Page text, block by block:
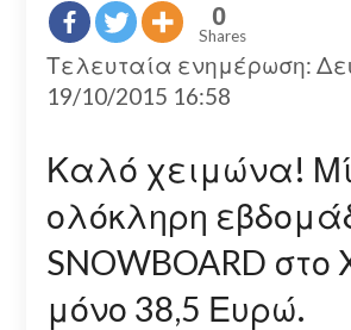
0
Shares
Τελευταία ενημέρωση:
19/10/2015 16:58
Καλό χειμώνα!
ολόκληρη
SNOWBOARD στο
μόνο 38,5 Ευρώ.